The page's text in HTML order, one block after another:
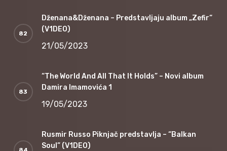
Dženana&Dženana – Predstavljaju album „Zefir“
(V1DEO)
21/05/2023
“The World And All That It Holds” – Novi album
Damira Imamovića 1
19/05/2023
Rusmir Russo Piknjač predstavlja – “Balkan
Soul” (V1DEO)